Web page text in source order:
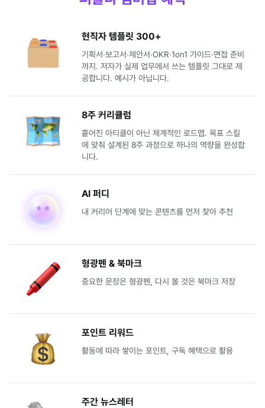
현직자 템플릿 300+
기획서∙보고서∙제안서∙OKR∙1on1 가이드∙면접 준비
까지. 저자가 실제 업무에서 쓰는 템플릿 그대로 제
공합니다. 예시가 아닙니다.
8주 커리큘럼
흩어진 아티클이 아닌 체계적인 로드맵. 목표 스킬
에 맞춰 설계된 8주 과정으로 하나의 역량을 완성합
니다.
AI 퍼디
내 커리어 단계에 맞는 콘텐츠를 먼저 찾아 추천
형광펜 & 북마크
중요한 문장은 형광펜, 다시 볼 것은 북마크 저장
포인트 리워드
활동에 따라 쌓이는 포인트, 구독 혜택으로 활용
주간 뉴스레터